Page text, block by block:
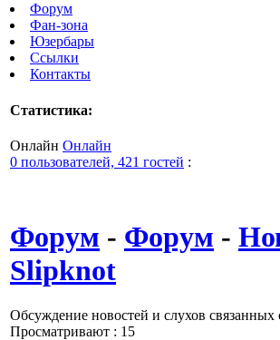
Форум
Фан-зона
Юзербары
Ссылки
Контакты
Статистика:
Онлайн Онлайн
0 пользователей, 421 гостей :
Форум - Форум -
Slipknot
Обсуждение новостей и слухов связанных
Просматривают : 15